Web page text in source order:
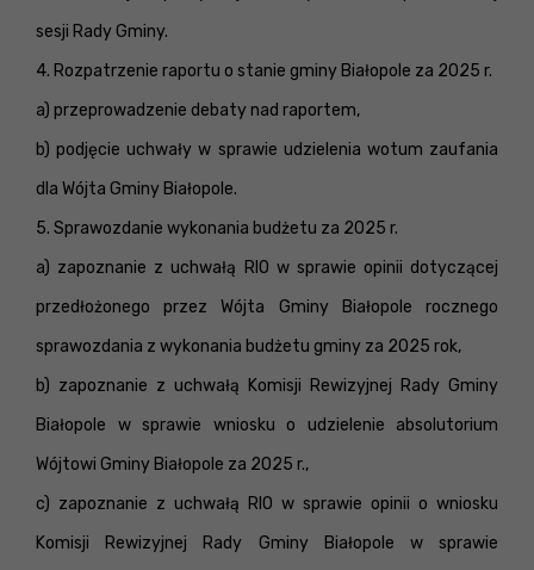
sesji Rady Gminy.
4. Rozpatrzenie raportu o stanie gminy Białopole za 2025 r.
a) przeprowadzenie debaty nad raportem,
b) podjęcie uchwały w sprawie udzielenia wotum zaufania
dla Wójta Gminy Białopole.
5. Sprawozdanie wykonania budżetu za 2025 r.
a) zapoznanie z uchwałą RIO w sprawie opinii dotyczącej
przedłożonego przez Wójta Gminy Białopole rocznego
sprawozdania z wykonania budżetu gminy za 2025 rok,
b) zapoznanie z uchwałą Komisji Rewizyjnej Rady Gminy
Białopole w sprawie wniosku o udzielenie absolutorium
Wójtowi Gminy Białopole za 2025 r.,
c) zapoznanie z uchwałą RIO w sprawie opinii o wniosku
Komisji Rewizyjnej Rady Gminy Białopole w sprawie